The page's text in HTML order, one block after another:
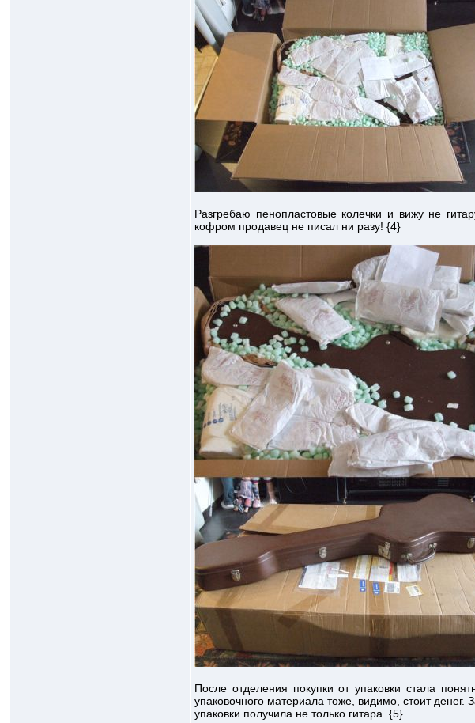
Разгребаю пенопластовые колечки и вижу не
кофром продавец не писал ни разу! {4}
После отделения покупки от упаковки стала
упаковочного материала тоже, видимо, стоит денег.
упаковки получила не только гитара. {5}